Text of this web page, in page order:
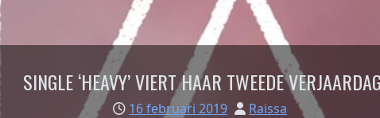
SINGLE ‘HEAVY’ VIERT HAAR TWEEDE
16 februari 2019 Raissa